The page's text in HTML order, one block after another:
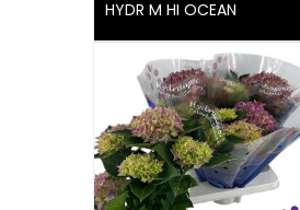
HYDR M HI OCEAN